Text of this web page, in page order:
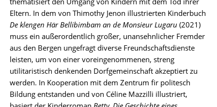
Eltern. In dem von Thimothy Jenon illustrierten Kinderbuch
De klengen Här Bellibimbam an de Monsieur Lugaru (2021)
muss ein außerordentlich großer, unansehnlicher Fremder
aus den Bergen ungefragt diverse Freundschaftsdienste
leisten, um von einer voreingenommenen, streng
utilitaristisch denkenden Dorfgemeinschaft akzeptiert zu
werden. In Kooperation mit dem Zentrum fir politesch
Bildung entstanden und von Céline Mazzilli illustriert,